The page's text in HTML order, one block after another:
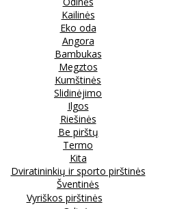
Kailinės
Eko oda
Angora
Bambukas
Megztos
Kumštinės
Slidinėjimo
Ilgos
Riešinės
Be pirštų
Termo
Kita
Dviratininkių ir sporto pirštinės
Šventinės
Vyriškos pirštinės